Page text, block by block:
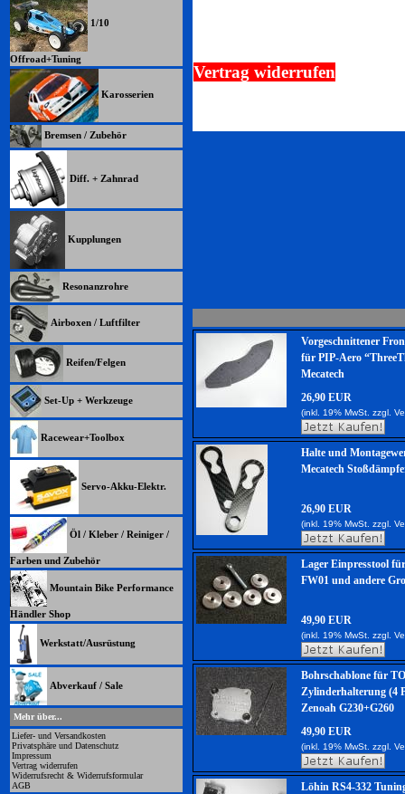
1/10
Offroad+Tuning
Karosserien
Bremsen / Zubehör
Diff. + Zahnrad
Kupplungen
Resonanzrohre
Airboxen / Luftfilter
Reifen/Felgen
Set-Up + Werkzeuge
Racewear+Toolbox
Servo-Akku-Elektr.
Öl / Kleber / Reiniger /
Farben und Zubehör
Mountain Bike Performance
Händler Shop
Werkstatt/Ausrüstung
Abverkauf / Sale
Mehr über...
Liefer- und Versandkosten
Privatsphäre und Datenschutz
Impressum
Vertrag widerrufen
Widerrufsrecht & Widerrufsformular
AGB
Vertrag widerrufen
Vorgeschnittener
für PIP-Aero
Mecatech
26,90 EUR
(inkl. 19% MwSt. zzgl.
Halte und
Mecatech
26,90 EUR
(inkl. 19% MwSt. zzgl.
Lager Einpresstool
FW01 und andere
49,90 EUR
(inkl. 19% MwSt. zzgl.
Bohrschablone für
Zylinderhalterung (4
Zenoah G230+G260
49,90 EUR
(inkl. 19% MwSt. zzgl.
Löhin RS4-332